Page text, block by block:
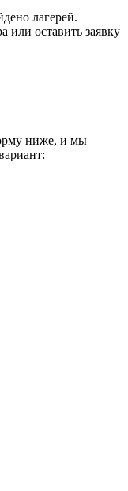
лагерей.
или оставить заявку
ниже, и мы